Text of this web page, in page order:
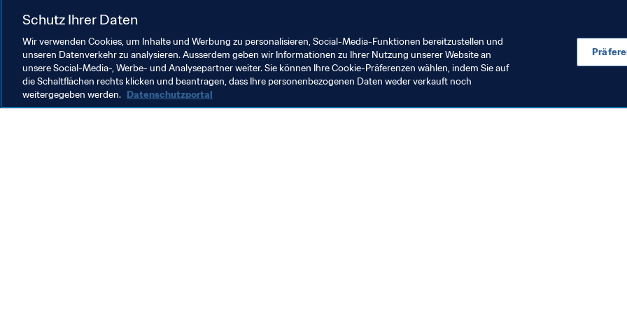
Schutz Ihrer Daten
Wir verwenden Cookies, um Inhalte und Werbung zu personalisieren, Social-Media-Funktionen bereitzustellen und
unseren Datenverkehr zu analysieren. Ausserdem geben wir Informationen zu Ihrer Nutzung unserer Website an
unsere Social-Media-, Werbe- und Analysepartner weiter. Sie können Ihre Cookie-Präferenzen wählen, indem Sie auf
die Schaltflächen rechts klicken und beantragen, dass Ihre personenbezogenen Daten weder verkauft noch
weitergegeben werden. Datenschutzportal